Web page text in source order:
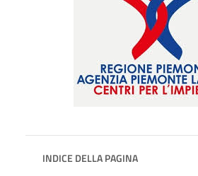
INDICE DELLA PAGINA